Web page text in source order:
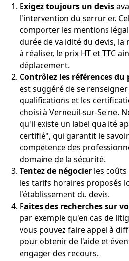
Exigez toujours un devis
l'intervention du serrurier.
comporter les mentions
durée de validité du devis, la
à réaliser, le prix HT et TTC
déplacement.
Contrôlez les références du
est suggéré de se
qualifications et les
choisi à Verneuil-sur-Seine.
qu'il existe un label qualité
certifié", qui garantit le
compétence des
domaine de la sécurité.
Tentez de négocier les
les tarifs horaires proposés
l'établissement du devis.
Faites des recherches sur
par exemple qu'en cas de
vous pouvez faire appel à
pour obtenir de l'aide et
engager des recours.